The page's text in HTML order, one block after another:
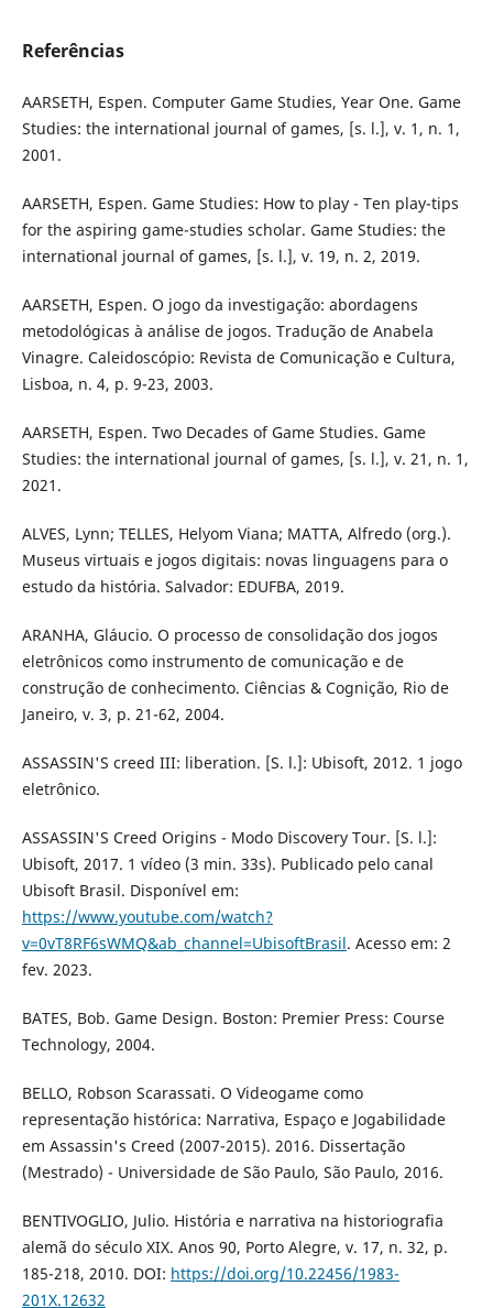
Referências
AARSETH, Espen. Computer Game Studies, Year One. Game
Studies: the international journal of games, [s. l.], v. 1, n. 1,
2001.
AARSETH, Espen. Game Studies: How to play - Ten play-tips
for the aspiring game-studies scholar. Game Studies: the
international journal of games, [s. l.], v. 19, n. 2, 2019.
AARSETH, Espen. O jogo da investigação: abordagens
metodológicas à análise de jogos. Tradução de Anabela
Vinagre. Caleidoscópio: Revista de Comunicação e Cultura,
Lisboa, n. 4, p. 9-23, 2003.
AARSETH, Espen. Two Decades of Game Studies. Game
Studies: the international journal of games, [s. l.], v. 21, n. 1,
2021.
ALVES, Lynn; TELLES, Helyom Viana; MATTA, Alfredo (org.).
Museus virtuais e jogos digitais: novas linguagens para o
estudo da história. Salvador: EDUFBA, 2019.
ARANHA, Gláucio. O processo de consolidação dos jogos
eletrônicos como instrumento de comunicação e de
construção de conhecimento. Ciências & Cognição, Rio de
Janeiro, v. 3, p. 21-62, 2004.
ASSASSIN'S creed III: liberation. [S. l.]: Ubisoft, 2012. 1 jogo
eletrônico.
ASSASSIN'S Creed Origins - Modo Discovery Tour. [S. l.]:
Ubisoft, 2017. 1 vídeo (3 min. 33s). Publicado pelo canal
Ubisoft Brasil. Disponível em:
https://www.youtube.com/watch?
v=0vT8RF6sWMQ&ab_channel=UbisoftBrasil. Acesso em: 2
fev. 2023.
BATES, Bob. Game Design. Boston: Premier Press: Course
Technology, 2004.
BELLO, Robson Scarassati. O Videogame como
representação histórica: Narrativa, Espaço e Jogabilidade
em Assassin's Creed (2007-2015). 2016. Dissertação
(Mestrado) - Universidade de São Paulo, São Paulo, 2016.
BENTIVOGLIO, Julio. História e narrativa na historiografia
alemã do século XIX. Anos 90, Porto Alegre, v. 17, n. 32, p.
185-218, 2010. DOI: https://doi.org/10.22456/1983-
201X.12632